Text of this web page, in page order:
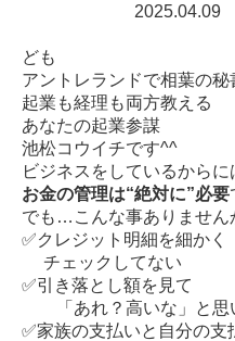
2025.04.09
ども
アントレランドで相葉の秘
起業も経理も両方教える
あなたの起業参謀
池松コウイチです^^
ビジネスをしているからに
お金の管理は“絶対に”必要
でも…こんな事ありません
✅クレジット明細を細かく
チェックしてない
✅引き落とし額を見て
「あれ？高いな」と思
✅家族の支払いと自分の支